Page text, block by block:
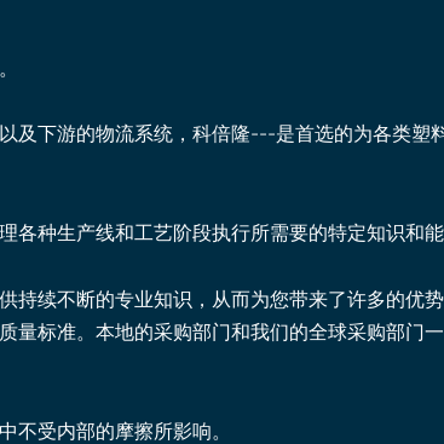
及下游的物流系统，科倍隆---是首选的为各类塑
各种生产线和工艺阶段执行所需要的特定知识和
持续不断的专业知识，从而为您带来了许多的优
量标准。本地的采购部门和我们的全球采购部门
不受内部的摩擦所影响。